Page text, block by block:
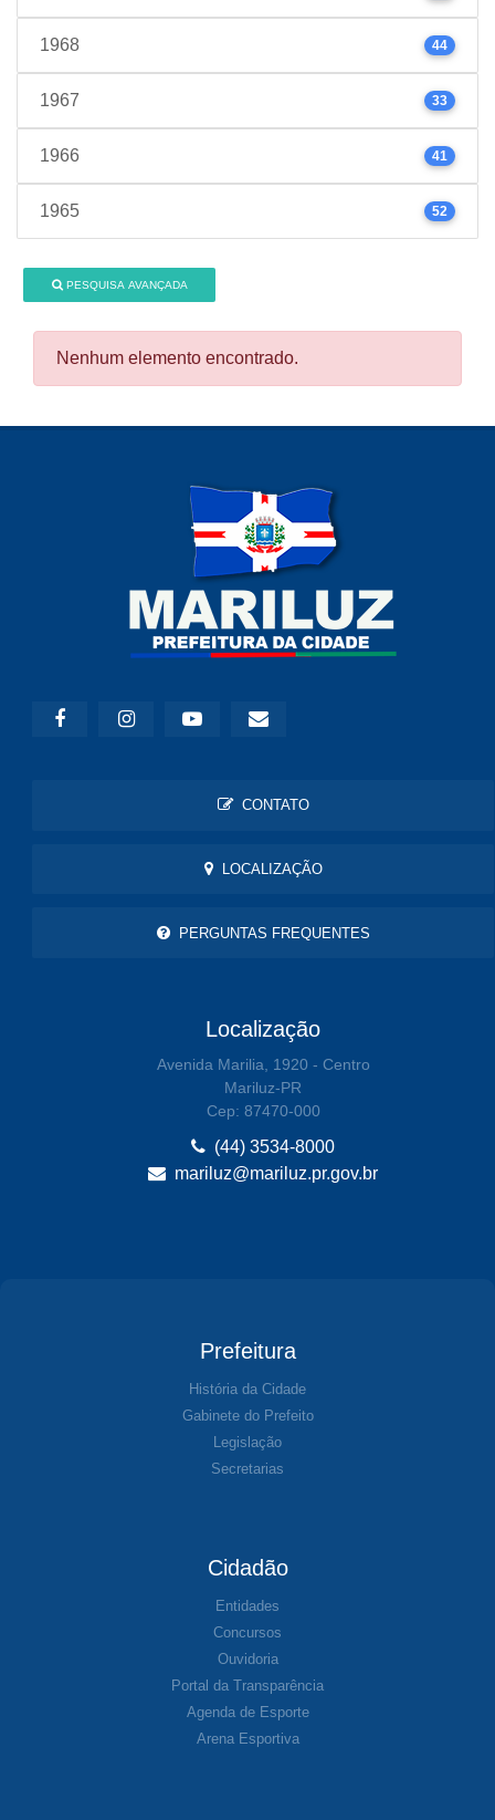
1968 44
1967 33
1966 41
1965 52
PESQUISA AVANÇADA
Nenhum elemento encontrado.
CONTATO
LOCALIZAÇÃO
PERGUNTAS FREQUENTES
Localização
Avenida Marilia, 1920 - Centro
Mariluz-PR
Cep: 87470-000
(44) 3534-8000
mariluz@mariluz.pr.gov.br
Prefeitura
História da Cidade
Gabinete do Prefeito
Legislação
Secretarias
Cidadão
Entidades
Concursos
Ouvidoria
Portal da Transparência
Agenda de Esporte
Arena Esportiva